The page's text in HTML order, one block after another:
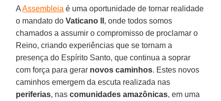
AAssembleia é uma oportunidade de tornar realidade
o mandato doVaticano II , onde todos somos
chamados a assumir o compromisso de proclamar o
Reino, criando experiências que se tornam a
presença do Espírito Santo, que continua a soprar
com força para gerar novos caminhos. Estes novos
caminhos emergem da escuta realizada nas
periferias, nascomunidades amazônicas, em uma